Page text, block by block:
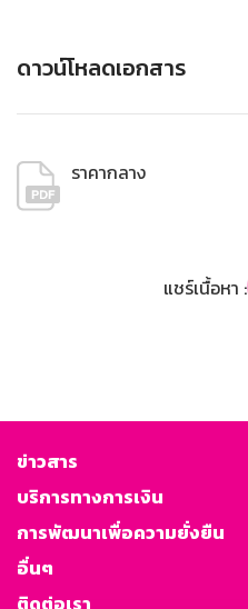
ดาวน์โหลดเอกสาร
ราคากลาง
แชร์เนื้อหา :
ข่าวสาร
บริการทางการเงิน
การพัฒนาเพื่อความยั่งยืน
อื่นๆ